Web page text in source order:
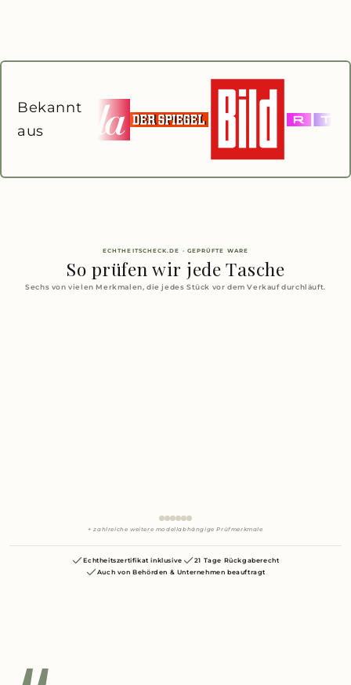
Bekannt
aus
ECHTHEITSCHECK.DE · GEPRÜFTE WARE
So prüfen wir jede Tasche
Sechs von vielen Merkmalen, die jedes Stück vor dem Verkauf durchläuft.
+ zahlreiche weitere modellabhängige Prüfmerkmale
Echtheitszertifikat inklusive
21 Tage Rückgaberecht
Auch von Behörden & Unternehmen beauftragt